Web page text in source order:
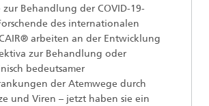
Behandlung der COVID-19-
des internationalen
arbeiten an der Entwicklung
zur Behandlung oder
bedeutsamer
der Atemwege durch
und Viren – jetzt haben sie ein